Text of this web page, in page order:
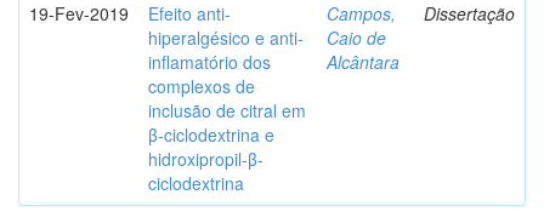
19-Fev-2019
Efeito anti-
hiperalgésico e anti-
inflamatório dos
complexos de
inclusão de citral em
β-ciclodextrina e
hidroxipropil-β-
ciclodextrina
Campos,
Caio de
Alcântara
Dissertação